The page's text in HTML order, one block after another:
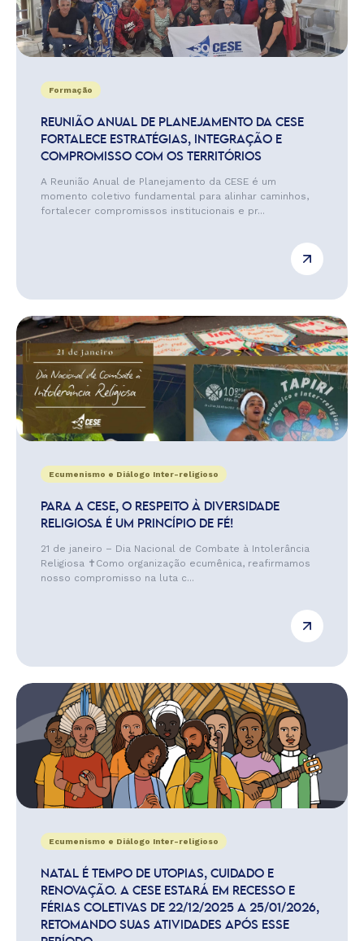
Formação
REUNIÃO ANUAL DE PLANEJAMENTO DA CESE
FORTALECE ESTRATÉGIAS, INTEGRAÇÃO E
COMPROMISSO COM OS TERRITÓRIOS
A Reunião Anual de Planejamento da CESE é um
momento coletivo fundamental para alinhar caminhos,
fortalecer compromissos institucionais e pr...
Ecumenismo e Diálogo Inter-religioso
PARA A CESE, O RESPEITO À DIVERSIDADE
RELIGIOSA É UM PRINCÍPIO DE FÉ!
21 de janeiro – Dia Nacional de Combate à Intolerância
Religiosa ✝️Como organização ecumênica, reafirmamos
nosso compromisso na luta c...
Ecumenismo e Diálogo Inter-religioso
NATAL É TEMPO DE UTOPIAS, CUIDADO E
RENOVAÇÃO. A CESE ESTARÁ EM RECESSO E
FÉRIAS COLETIVAS DE 22/12/2025 A 25/01/2026,
RETOMANDO SUAS ATIVIDADES APÓS ESSE